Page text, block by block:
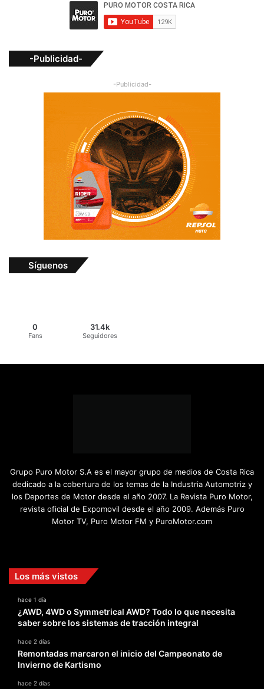
-Publicidad-
-Publicidad-
Síguenos
0
Fans
31.4k
Seguidores
Grupo Puro Motor S.A es el mayor grupo de medios de Costa Rica
dedicado a la cobertura de los temas de la Industria Automotriz y
los Deportes de Motor desde el año 2007. La Revista Puro Motor,
revista oficial de Expomovil desde el año 2009. Además Puro
Motor TV, Puro Motor FM y PuroMotor.com
Los más vistos
hace 1 día
¿AWD, 4WD o Symmetrical AWD? Todo lo que necesita
saber sobre los sistemas de tracción integral
hace 2 días
Remontadas marcaron el inicio del Campeonato de
Invierno de Kartismo
hace 2 días